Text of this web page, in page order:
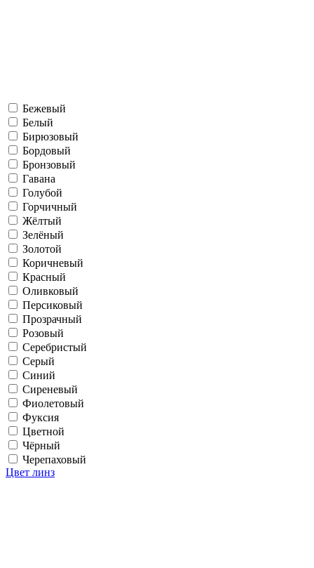
Бежевый
Белый
Бирюзовый
Бордовый
Бронзовый
Гавана
Голубой
Горчичный
Жёлтый
Зелёный
Золотой
Коричневый
Красный
Оливковый
Персиковый
Прозрачный
Розовый
Серебристый
Серый
Синий
Сиреневый
Фиолетовый
Фуксия
Цветной
Чёрный
Черепаховый
Цвет линз